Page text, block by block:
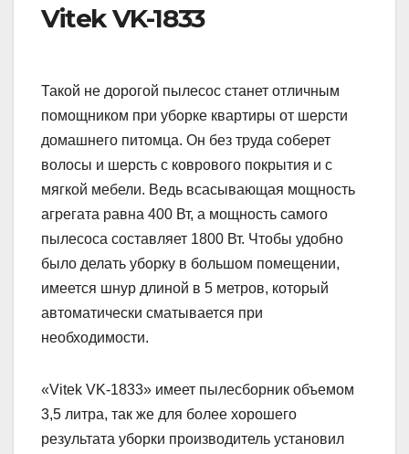
Vitek VK-1833
Такой не дорогой пылесос станет отличным
помощником при уборке квартиры от шерсти
домашнего питомца. Он без труда соберет
волосы и шерсть с коврового покрытия и с
мягкой мебели. Ведь всасывающая мощность
агрегата равна 400 Вт, а мощность самого
пылесоса составляет 1800 Вт. Чтобы удобно
было делать уборку в большом помещении,
имеется шнур длиной в 5 метров, который
автоматически сматывается при
необходимости.
«Vitek VK-1833» имеет пылесборник объемом
3,5 литра, так же для более хорошего
результата уборки производитель установил